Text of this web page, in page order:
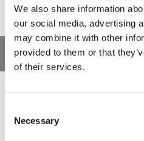
We also share information
our social media, advertising
may combine it with other
provided to them or that
of their services.
Selection
Necessary
お問い合わせ